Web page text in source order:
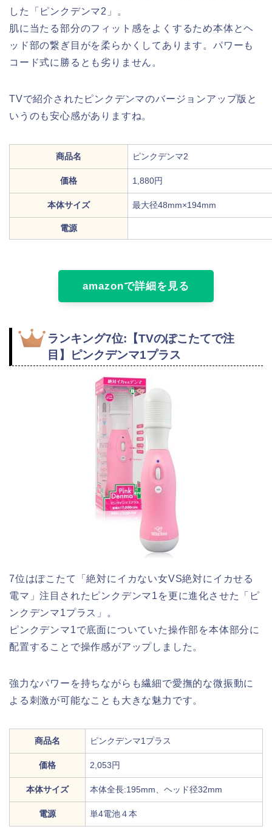
した「ピンクデンマ2」。
肌に当たる部分のフィット感をよくするため本体とヘ
ッド部の繋ぎ目がを柔らかくしてあります。パワーも
コード式に勝るとも劣りません。
TVで紹介されたピンクデンマのバージョンアップ版と
いうのも安心感がありますね。
商品名 ピンクデンマ2
価格 1,880円
本体サイズ 最大径48mm×194mm
電源
amazonで詳細を見る
ランキング7位:【TVのぽこたてで注
目】ピンクデンマ1プラス
7位はぽこたて「絶対にイカない女VS絶対にイカせる
電マ」注目されたピンクデンマ1を更に進化させた「ピ
ンクデンマ1プラス」。
ピンクデンマ1で底面についていた操作部を本体部分に
配置することで操作感がアップしました。
強力なパワーを持ちながらも繊細で愛撫的な微振動に
よる刺激が可能なことも大きな魅力です。
商品名 ピンクデンマ1プラス
価格 2,053円
本体サイズ 本体全長:195mm、ヘッド径32mm
電源 単4電池４本